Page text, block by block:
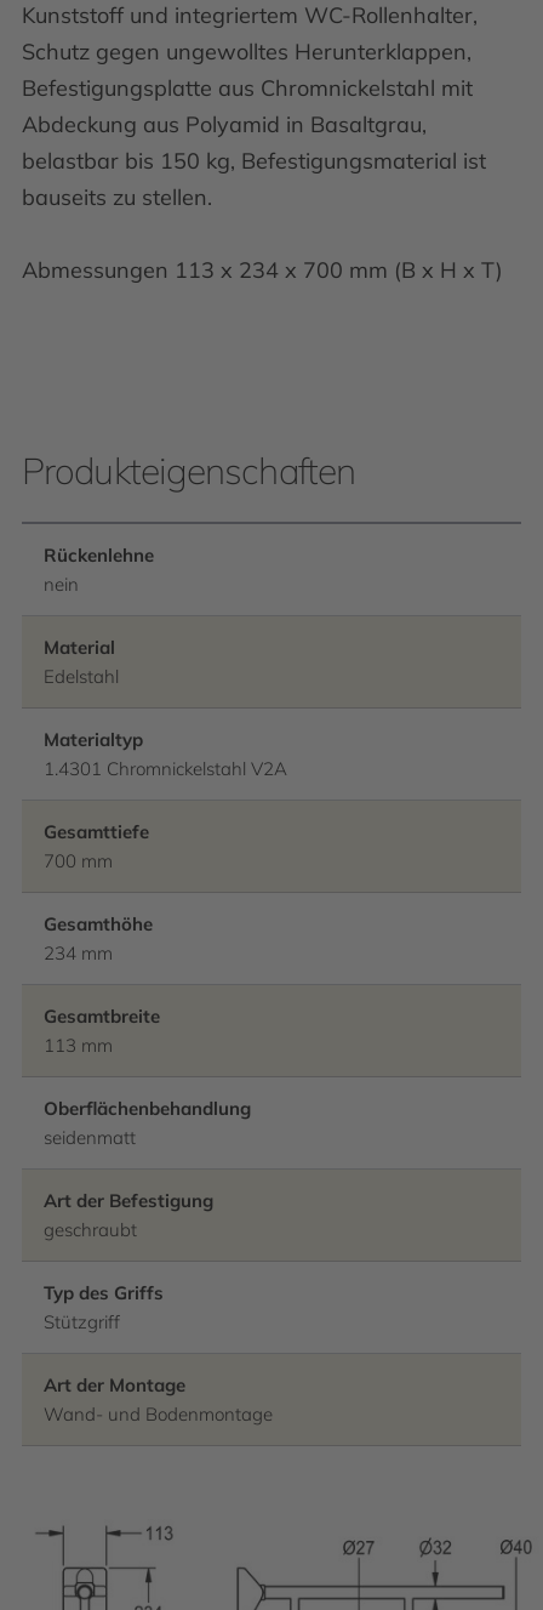
Kunststoff und integriertem WC-Rollenhalter,
Schutz gegen ungewolltes Herunterklappen,
Befestigungsplatte aus Chromnickelstahl mit
Abdeckung aus Polyamid in Basaltgrau,
belastbar bis 150 kg, Befestigungsmaterial ist
bauseits zu stellen.
Abmessungen 113 x 234 x 700 mm (B x H x T)
Produkteigenschaften
Rückenlehne
nein
Material
Edelstahl
Materialtyp
1.4301 Chromnickelstahl V2A
Gesamttiefe
700 mm
Gesamthöhe
234 mm
Gesamtbreite
113 mm
Oberflächenbehandlung
seidenmatt
Art der Befestigung
geschraubt
Typ des Griffs
Stützgriff
Art der Montage
Wand- und Bodenmontage